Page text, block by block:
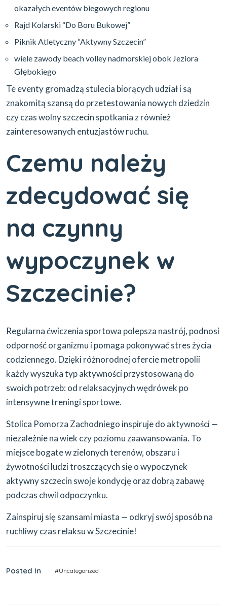
okazałych eventów biegowych regionu
Rajd Kolarski “Do Boru Bukowej”
Piknik Atletyczny “Aktywny Szczecin”
wiele zawody beach volley nadmorskiej obok Jeziora
Głębokiego
Te eventy gromadzą stulecia biorących udział i są
znakomitą szansą do przetestowania nowych dziedzin
czy czas wolny szczecin spotkania z również
zainteresowanych entuzjastów ruchu.
Czemu należy
zdecydować się
na czynny
wypoczynek w
Szczecinie?
Regularna ćwiczenia sportowa polepsza nastrój, podnosi
odporność organizmu i pomaga pokonywać stres życia
codziennego. Dzięki różnorodnej ofercie metropolii
każdy wyszuka typ aktywności przystosowaną do
swoich potrzeb: od relaksacyjnych wędrówek po
intensywne treningi sportowe.
Stolica Pomorza Zachodniego inspiruje do aktywności —
niezależnie na wiek czy poziomu zaawansowania. To
miejsce bogate w zielonych terenów, obszaru i
żywotności ludzi troszczących się o wypoczynek
aktywny szczecin swoje kondycję oraz dobrą zabawę
podczas chwil odpoczynku.
Zainspiruj się szansami miasta — odkryj swój sposób na
ruchliwy czas relaksu w Szczecinie!
Posted In #Uncategorized